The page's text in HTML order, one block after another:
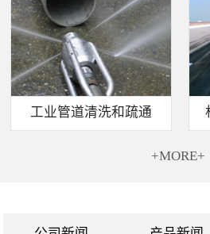
工业管道清洗和疏通
+MORE+